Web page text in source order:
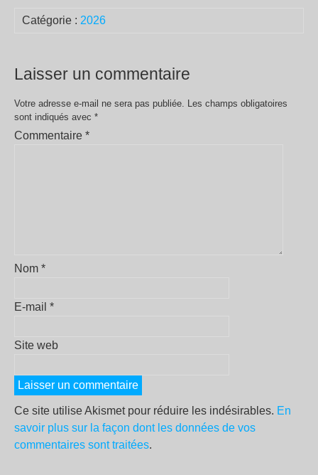
Catégorie : 2026
Laisser un commentaire
Votre adresse e-mail ne sera pas publiée. Les champs obligatoires
sont indiqués avec *
Commentaire *
Nom *
E-mail *
Site web
Ce site utilise Akismet pour réduire les indésirables. En
savoir plus sur la façon dont les données de vos
commentaires sont traitées.